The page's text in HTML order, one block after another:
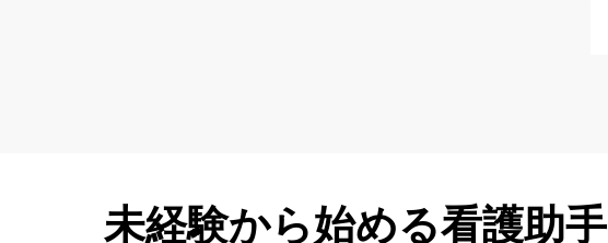
未経験から始める看護助手